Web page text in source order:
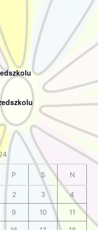
P S N
2 3 4
9 10 11